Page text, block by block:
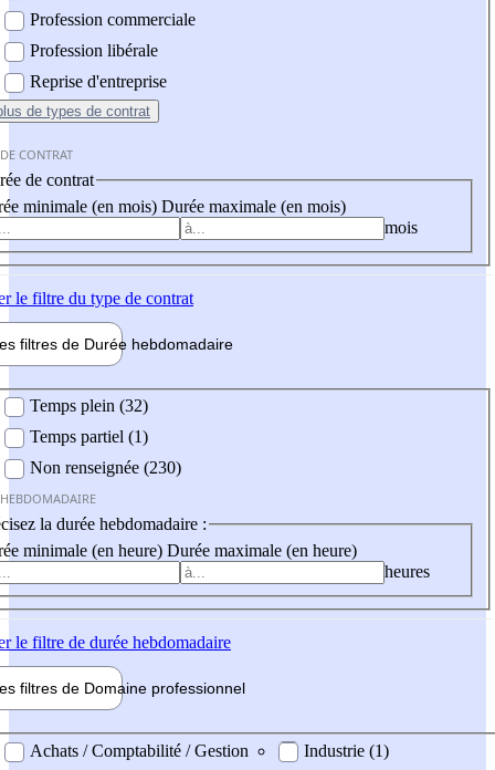
Profession commerciale
Profession libérale
Reprise d'entreprise
de types de contrat
CONTRAT
de contrat
minimale (en mois) Durée maximale (en mois)
mois
le filtre du type de contrat
filtres de Durée hebdomadaire
Temps plein (32)
Temps partiel (1)
Non renseignée (230)
la durée hebdomadaire :
minimale (en heure) Durée maximale (en heure)
heures
le filtre de durée hebdomadaire
filtres de Domaine professionnel
professionel
Achats / Comptabilité / Gestion
Industrie (1)